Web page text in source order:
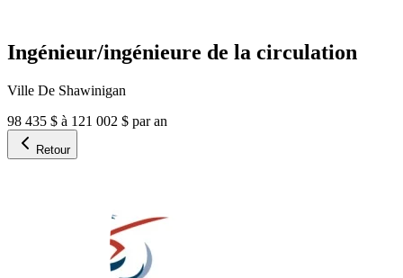
Ingénieur/ingénieure de la circulation
Ville De Shawinigan
98 435 $ à 121 002 $ par an
Retour